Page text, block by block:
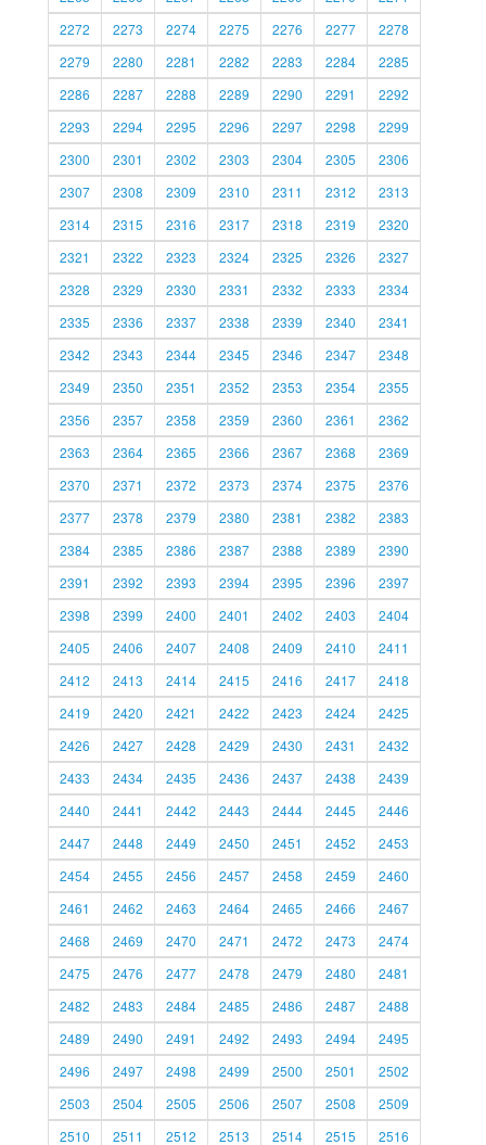
2272
2273 2274 2275 2276 2277
2278
2279
2280 2281 2282 2283 2284
2285
2286
2287 2288 2289 2290 2291
2292
2293
2294 2295 2296 2297 2298
2299
2300
2301 2302 2303 2304 2305
2306
2307
2308 2309 2310 2311 2312
2313
2314
2315 2316 2317 2318 2319
2320
2321
2322 2323 2324 2325 2326
2327
2328
2329 2330 2331 2332 2333
2334
2335
2336 2337 2338 2339 2340
2341
2342
2343 2344 2345 2346 2347
2348
2349
2350 2351 2352 2353 2354
2355
2356
2357 2358 2359 2360 2361
2362
2363
2364 2365 2366 2367 2368
2369
2370
2371 2372 2373 2374 2375
2376
2377
2378 2379 2380 2381 2382
2383
2384
2385 2386 2387 2388 2389
2390
2391
2392 2393 2394 2395 2396
2397
2398
2399 2400 2401 2402 2403
2404
2405
2406 2407 2408 2409 2410
2411
2412
2413 2414 2415 2416 2417
2418
2419
2420 2421 2422 2423 2424
2425
2426
2427 2428 2429 2430 2431
2432
2433
2434 2435 2436 2437 2438
2439
2440
2441 2442 2443 2444 2445
2446
2447
2448 2449 2450 2451 2452
2453
2454
2455 2456 2457 2458 2459
2460
2461
2462 2463 2464 2465 2466
2467
2468
2469 2470 2471 2472 2473
2474
2475
2476 2477 2478 2479 2480
2481
2482
2483 2484 2485 2486 2487
2488
2489
2490 2491 2492 2493 2494
2495
2496
2497 2498 2499 2500 2501
2502
2503
2504 2505 2506 2507 2508
2509
2510
2511 2512 2513 2514 2515
2516